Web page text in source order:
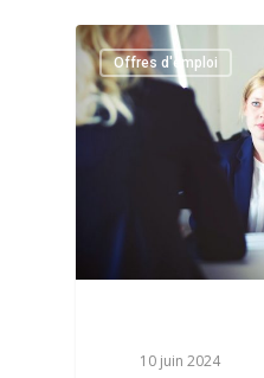
Offres d'emploi
10 juin 2024